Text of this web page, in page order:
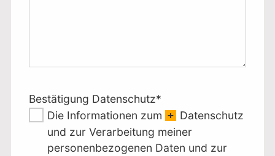
Pflichtfeld
Bestätigung Datenschutz*
Die Informationen zum
Datenschutz
und zur Verarbeitung meiner
personenbezogenen Daten und zur